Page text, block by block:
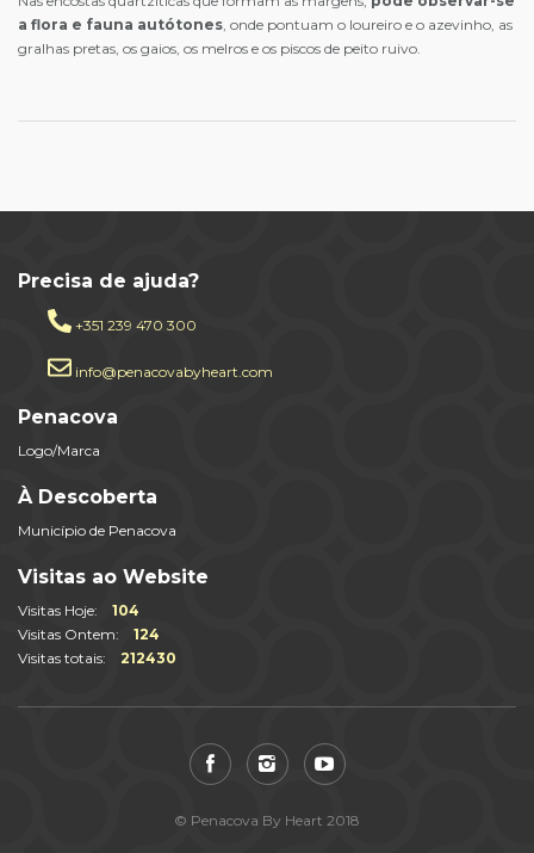
a flora e fauna autótones, onde pontuam o loureiro e o azevinho, as
gralhas pretas, os gaios, os melros e os piscos de peito ruivo.
Precisa de ajuda?
+351 239 470 300
info@penacovabyheart.com
Penacova
Logo/Marca
À Descoberta
Município de Penacova
Visitas ao Website
Visitas Hoje: 104
Visitas Ontem: 124
Visitas totais: 212430
© Penacova By Heart 2018